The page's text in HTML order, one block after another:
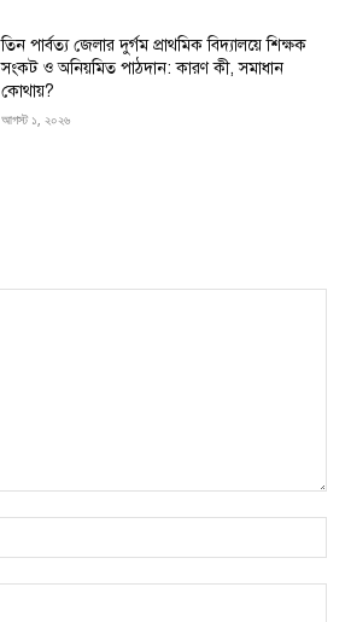
তিন পার্বত্য জেলার দুর্গম প্রাথমিক বিদ্যালয়ে শিক্ষক
সংকট ও অনিয়মিত পাঠদান: কারণ কী, সমাধান
কোথায়?
আগস্ট ১, ২০২৬